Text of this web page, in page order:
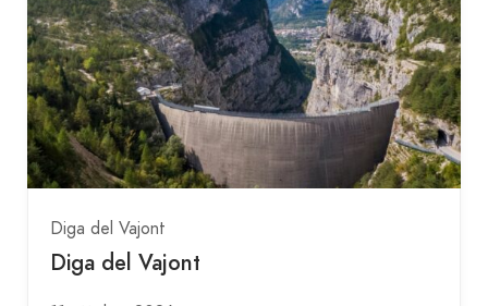
Diga del Vajont
Diga del Vajont